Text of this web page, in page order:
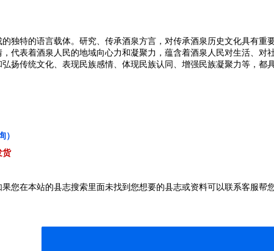
独特的语言载体。研究、传承酒泉方言，对传承酒泉历史文化具有
代表着酒泉人民的地域向心力和凝聚力，蕴含着酒泉人民对生活、
扬传统文化、表现民族感情、体现民族认同、增强民族凝聚力等，都
）
货
您在本站的县志搜索里面未找到您想要的县志或资料可以联系客服帮